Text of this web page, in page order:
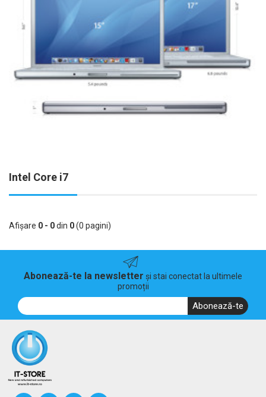
Intel Core i7
Afişare 0 - 0din 0(0 pagini)
Abonează-te la newsletter și stai conectat la ultimele
promoții
Abonează-te